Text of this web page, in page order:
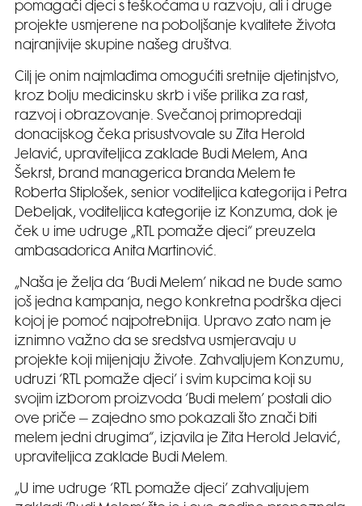
pomagači djeci s teškoćama u razvoju, ali i druge
projekte usmjerene na poboljšanje kvalitete života
najranjivije skupine našeg društva.
Cilj je onim najmlađima omogućiti sretnije djetinjstvo,
kroz bolju medicinsku skrb i više prilika za rast,
razvoj i obrazovanje. Svečanoj primopredaji
donacijskog čeka prisustvovale su Zita Herold
Jelavić, upraviteljica zaklade Budi Melem, Ana
Šekrst, brand managerica branda Melem te
Roberta Stiplošek, senior voditeljica kategorija i Petra
Debeljak, voditeljica kategorije iz Konzuma, dok je
ček u ime udruge „RTL pomaže djeci“ preuzela
ambasadorica Anita Martinović.
„Naša je želja da ‘Budi Melem’ nikad ne bude samo
još jedna kampanja, nego konkretna podrška djeci
kojoj je pomoć najpotrebnija. Upravo zato nam je
iznimno važno da se sredstva usmjeravaju u
projekte koji mijenjaju živote. Zahvaljujem Konzumu,
udruzi ‘RTL pomaže djeci’ i svim kupcima koji su
svojim izborom proizvoda ‘Budi melem’ postali dio
ove priče – zajedno smo pokazali što znači biti
melem jedni drugima“, izjavila je Zita Herold Jelavić,
upraviteljica zaklade Budi Melem.
„U ime udruge ‘RTL pomaže djeci’ zahvaljujem